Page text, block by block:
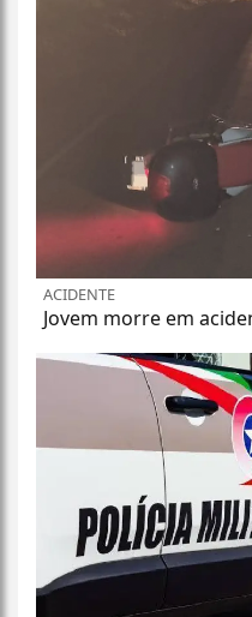
ACIDENTE
Jovem morre em